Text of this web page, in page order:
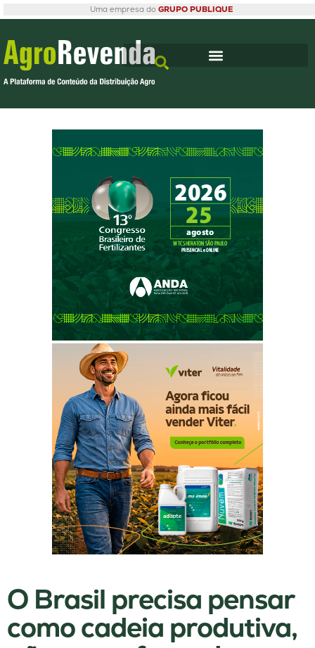
Uma empresa do GRUPO PUBLIQUE
O Brasil precisa pensar
como cadeia produtiva,